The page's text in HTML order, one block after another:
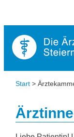
Start >